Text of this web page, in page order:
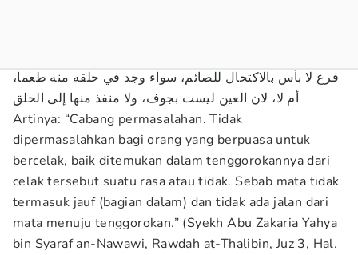
فرع لا بأس بالاكتحال للصائم، سواء وجد في حلقه منه طعما،
Artinya: “Cabang permasalahan. Tidak
dipermasalahkan bagi orang yang berpuasa untuk
bercelak, baik ditemukan dalam tenggorokannya dari
celak tersebut suatu rasa atau tidak. Sebab mata tidak
termasuk jauf (bagian dalam) dan tidak ada jalan dari
mata menuju tenggorokan.” (Syekh Abu Zakaria Yahya
bin Syaraf an-Nawawi, Rawdah at-Thalibin, Juz 3, Hal.